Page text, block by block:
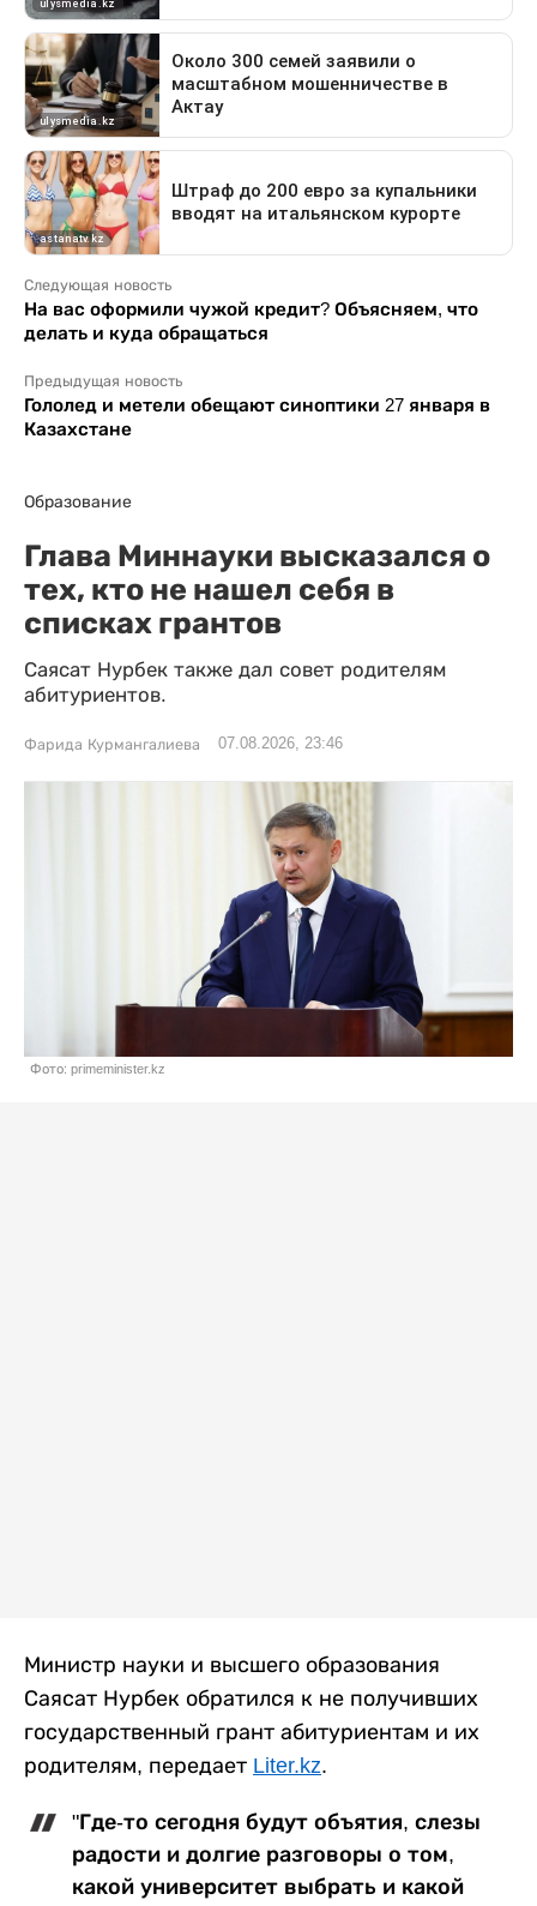
Следующая новость
На вас оформили чужой кредит? Объясняем, что
делать и куда обращаться
Предыдущая новость
Гололед и метели обещают синоптики 27 января в
Казахстане
Образование
Глава Миннауки высказался о
тех, кто не нашел себя в
списках грантов
Саясат Нурбек также дал совет родителям
абитуриентов.
Фарида Курмангалиева 07.08.2026, 23:46
Фото: primeminister.kz
Министр науки и высшего образования
Саясат Нурбек обратился к не получивших
государственный грант абитуриентам и их
родителям, передает Liter.kz.
"Где-то сегодня будут объятия, слезы
радости и долгие разговоры о том,
какой университет выбрать и какой